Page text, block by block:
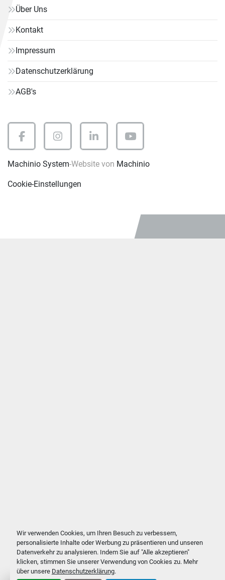
Wir verwenden Cookies, um Ihren Besuch zu verbessern,
personalisierte Inhalte oder Werbung zu präsentieren und unseren
Datenverkehr zu analysieren. Indem Sie auf "Alle akzeptieren"
klicken, stimmen Sie unserer Verwendung von Cookies zu. Mehr
über unsere Datenschutzerklärung.
Über Uns
Kontakt
Impressum
Datenschutzerklärung
AGB's
facebookinstagramlinkedinyoutube
Machinio System-Website von Machinio
Cookie-Einstellungen